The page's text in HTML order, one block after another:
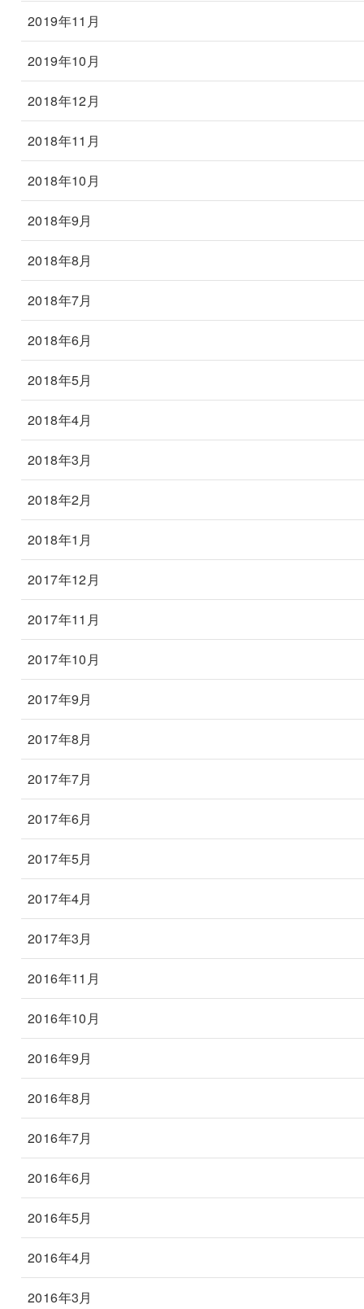
2019年11月
2019年10月
2018年12月
2018年11月
2018年10月
2018年9月
2018年8月
2018年7月
2018年6月
2018年5月
2018年4月
2018年3月
2018年2月
2018年1月
2017年12月
2017年11月
2017年10月
2017年9月
2017年8月
2017年7月
2017年6月
2017年5月
2017年4月
2017年3月
2016年11月
2016年10月
2016年9月
2016年8月
2016年7月
2016年6月
2016年5月
2016年4月
2016年3月